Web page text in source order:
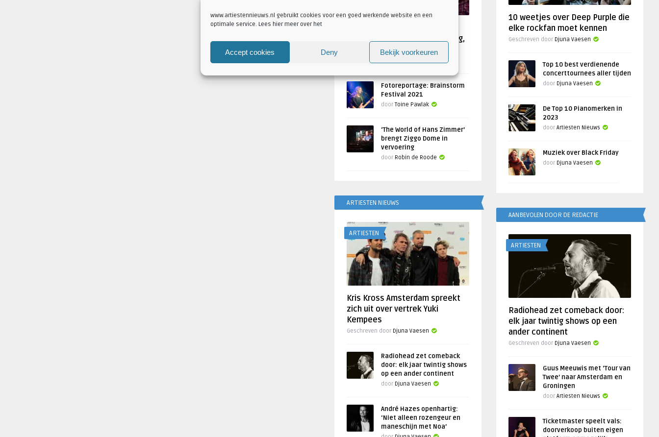
www.artiestennieuws.nl gebruikt cookies voor een goed werkende website en een
optimale service. Lees hier meer over het
Accept cookies Deny Bekijk voorkeuren
Atlantis en Xandria in De Helling,
Geschreven door
Fotoreportage: Brainstorm
Festival 2021
door Toine Pawlak
‘The World of Hans Zimmer’
brengt Ziggo Dome in
vervoering
door Robin de Roode
ARTIESTEN NIEUWS
ARTIESTEN
Kris Kross Amsterdam spreekt
zich uit over vertrek Yuki
Kempees
Geschreven door Djuna Vaesen
Radiohead zet comeback
door: elk jaar twintig shows
op een ander continent
door Djuna Vaesen
André Hazes openhartig:
‘Niet alleen rozengeur en
maneschijn met Noa’
10 weetjes over Deep Purple die
elke rockfan moet kennen
Geschreven door Djuna Vaesen
Top 10 best verdienende
concerttournees aller tijden
door Djuna Vaesen
De Top 10 Pianomerken in
2023
door Artiesten Nieuws
Muziek over Black Friday
door Djuna Vaesen
AANBEVOLEN DOOR DE REDACTIE
ARTIESTEN
Radiohead zet comeback door:
elk jaar twintig shows op een
ander continent
Geschreven door Djuna Vaesen
Guus Meeuwis met ‘Tour van
Twee’ naar Amsterdam en
Groningen
door Artiesten Nieuws
Ticketmaster speelt vals:
doorverkoop buiten eigen